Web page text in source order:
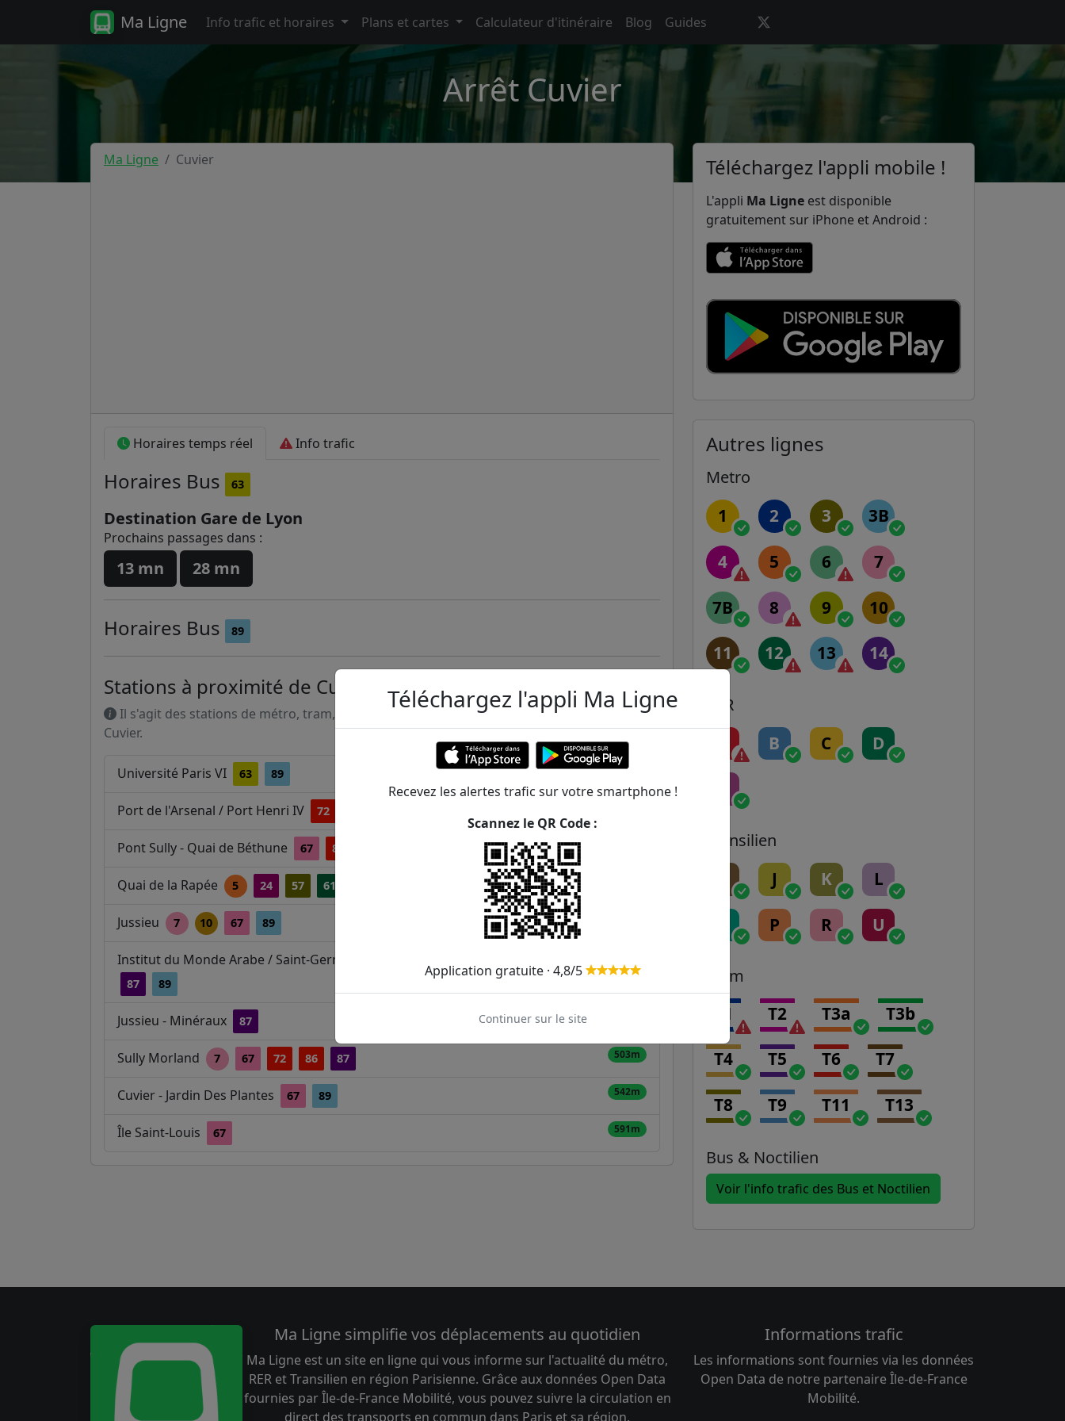
Ma Ligne Info trafic et horaires Plans et cartes Calculateur d'itinéraire Blog Guides
Arrêt Cuvier
Ma Ligne Cuvier
Horaires temps réel Info trafic
Horaires Bus 63
Destination Gare de Lyon
Prochains passages dans :
13 mn 28 mn
Horaires Bus 89
Stations à proximité de Cuvier
Il s'agit des stations de métro, tram, RER et transilien situées à moins de 1km de la gare
Cuvier.
Université Paris VI 63 89 254m
Port de l'Arsenal / Port Henri IV 72
Pont Sully - Quai de Béthune 67 86
Quai de la Rapée 5 24 57 61
Jussieu 7 10 67 89
Institut du Monde Arabe / Saint-Germain - Cardinal Lemoine
87
89
Jussieu - Minéraux 87
Sully Morland 7 67 72 86 87 503m
Cuvier - Jardin Des Plantes 67 89 542m
Île Saint-Louis 67 591m
Téléchargez l'appli mobile !
L'appli Ma Ligne est disponible
gratuitement sur iPhone et Android :
Autres lignes
Metro
1 2 3 3B
4 5 6 7
7B 8 9 10
11 12 13 14
RER
B C D
Transilien
J K L
P R U
Tram
T1 T2 T3a T3b
T4 T5 T6 T7
T8 T9 T11 T13
Bus & Noctilien
Voir l'info trafic des Bus et Noctilien
Ma Ligne simplifie vos déplacements au quotidien
Ma Ligne est un site en ligne qui vous informe sur l'actualité du métro,
RER et Transilien en région Parisienne. Grâce aux données Open Data
fournies par Île-de-France Mobilité, vous pouvez suivre la circulation en
direct des transports en commun dans Paris et sa région.
Informations trafic
Les informations sont fournies via les données
Open Data de notre partenaire Île-de-France
Mobilité.
Téléchargez l'appli Ma Ligne
Recevez les alertes trafic sur votre smartphone !
Scannez le QR Code :
Application gratuite · 4,8/5
Continuer sur le site